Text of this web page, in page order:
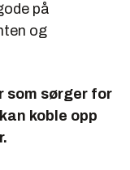
på
og
som sørger for
koble opp